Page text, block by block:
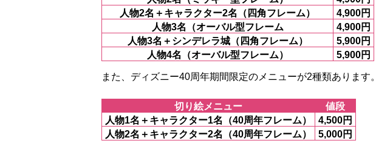
人物2名＋キャラクター2名（四角フレーム）
4,900円
人物3名（オーバル型フレーム
4,900円
人物3名＋シンデレラ城（四角フレーム）
5,900円
人物4名（オーバル型フレーム）
5,900円
また、ディズニー40周年期間限定のメニューが2種類あります。
切り絵メニュー
値段
人物1名＋キャラクター1名（40周年フレーム）
4,500円
人物2名＋キャラクター2名（40周年フレーム）
5,000円